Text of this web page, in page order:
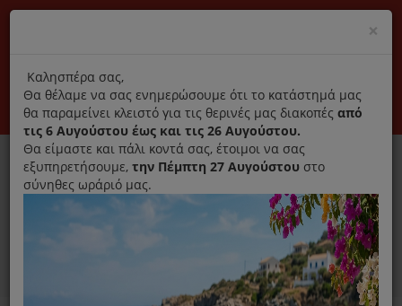
Αποκλειστικά γνήσια ανταλλακτικά
Σύνδεση Εγγραφή Εταιρεία Επικοινωνία
0
×
title
Καλησπέρα σας,
Θα θέλαμε να σας ενημερώσουμε ότι το κατάστημά μας
θα παραμείνει κλειστό για τις θερινές μας διακοπές από
τις 6 Αυγούστου έως και τις 26 Αυγούστου.
Θα είμαστε και πάλι κοντά σας, έτοιμοι να σας
εξυπηρετήσουμε, την Πέμπτη 27 Αυγούστου στο
σύνηθες ωράριό μας.